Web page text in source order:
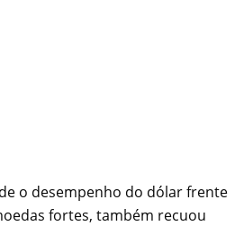
o desempenho do dólar frente
fortes, também recuou